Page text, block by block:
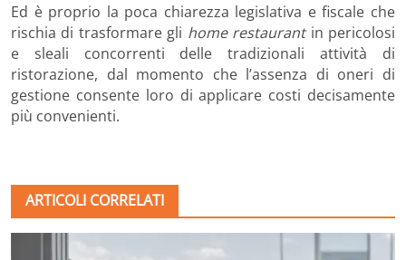
Ed è proprio la poca chiarezza legislativa e fiscale che
rischia di trasformare gli home restaurantin pericolosi
e sleali concorrenti delle tradizionali attività di
ristorazione, dal momento che l’assenza di oneri di
gestione consente loro di applicare costi decisamente
più convenienti.
ARTICOLI CORRELATI